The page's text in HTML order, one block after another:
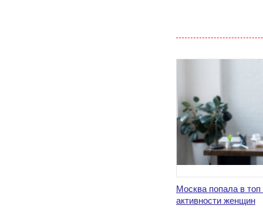
Москва попала в
активности женщин